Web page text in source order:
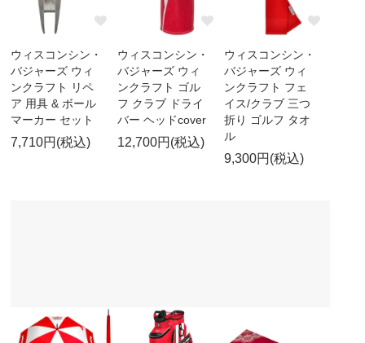
ウィスコンシン・
バジャーズ ウィ
ンクラフト リペ
ア 用具 & ボール
マーカー セット
7,710円(税込)
ウィスコンシン・
バジャーズ ウィ
ンクラフト ゴル
フ クラブ ドライ
バー ヘッドcover
12,700円(税込)
ウィスコンシン・
バジャーズ ウィ
ンクラフト フェ
イス/クラブ 三つ
折り ゴルフ タオ
ル
9,300円(税込)